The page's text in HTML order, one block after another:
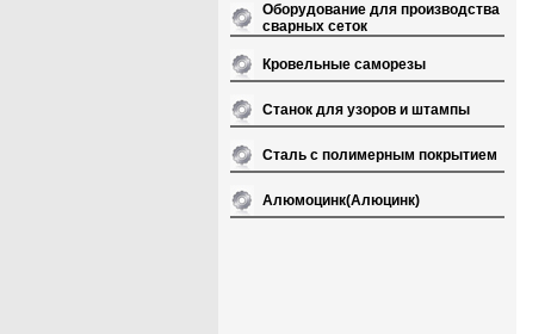
Оборудование для производства
сварных сеток
Кровельные саморезы
Станок для узоров и штампы
Сталь с полимерным покрытием
Алюмоцинк(Алюцинк)